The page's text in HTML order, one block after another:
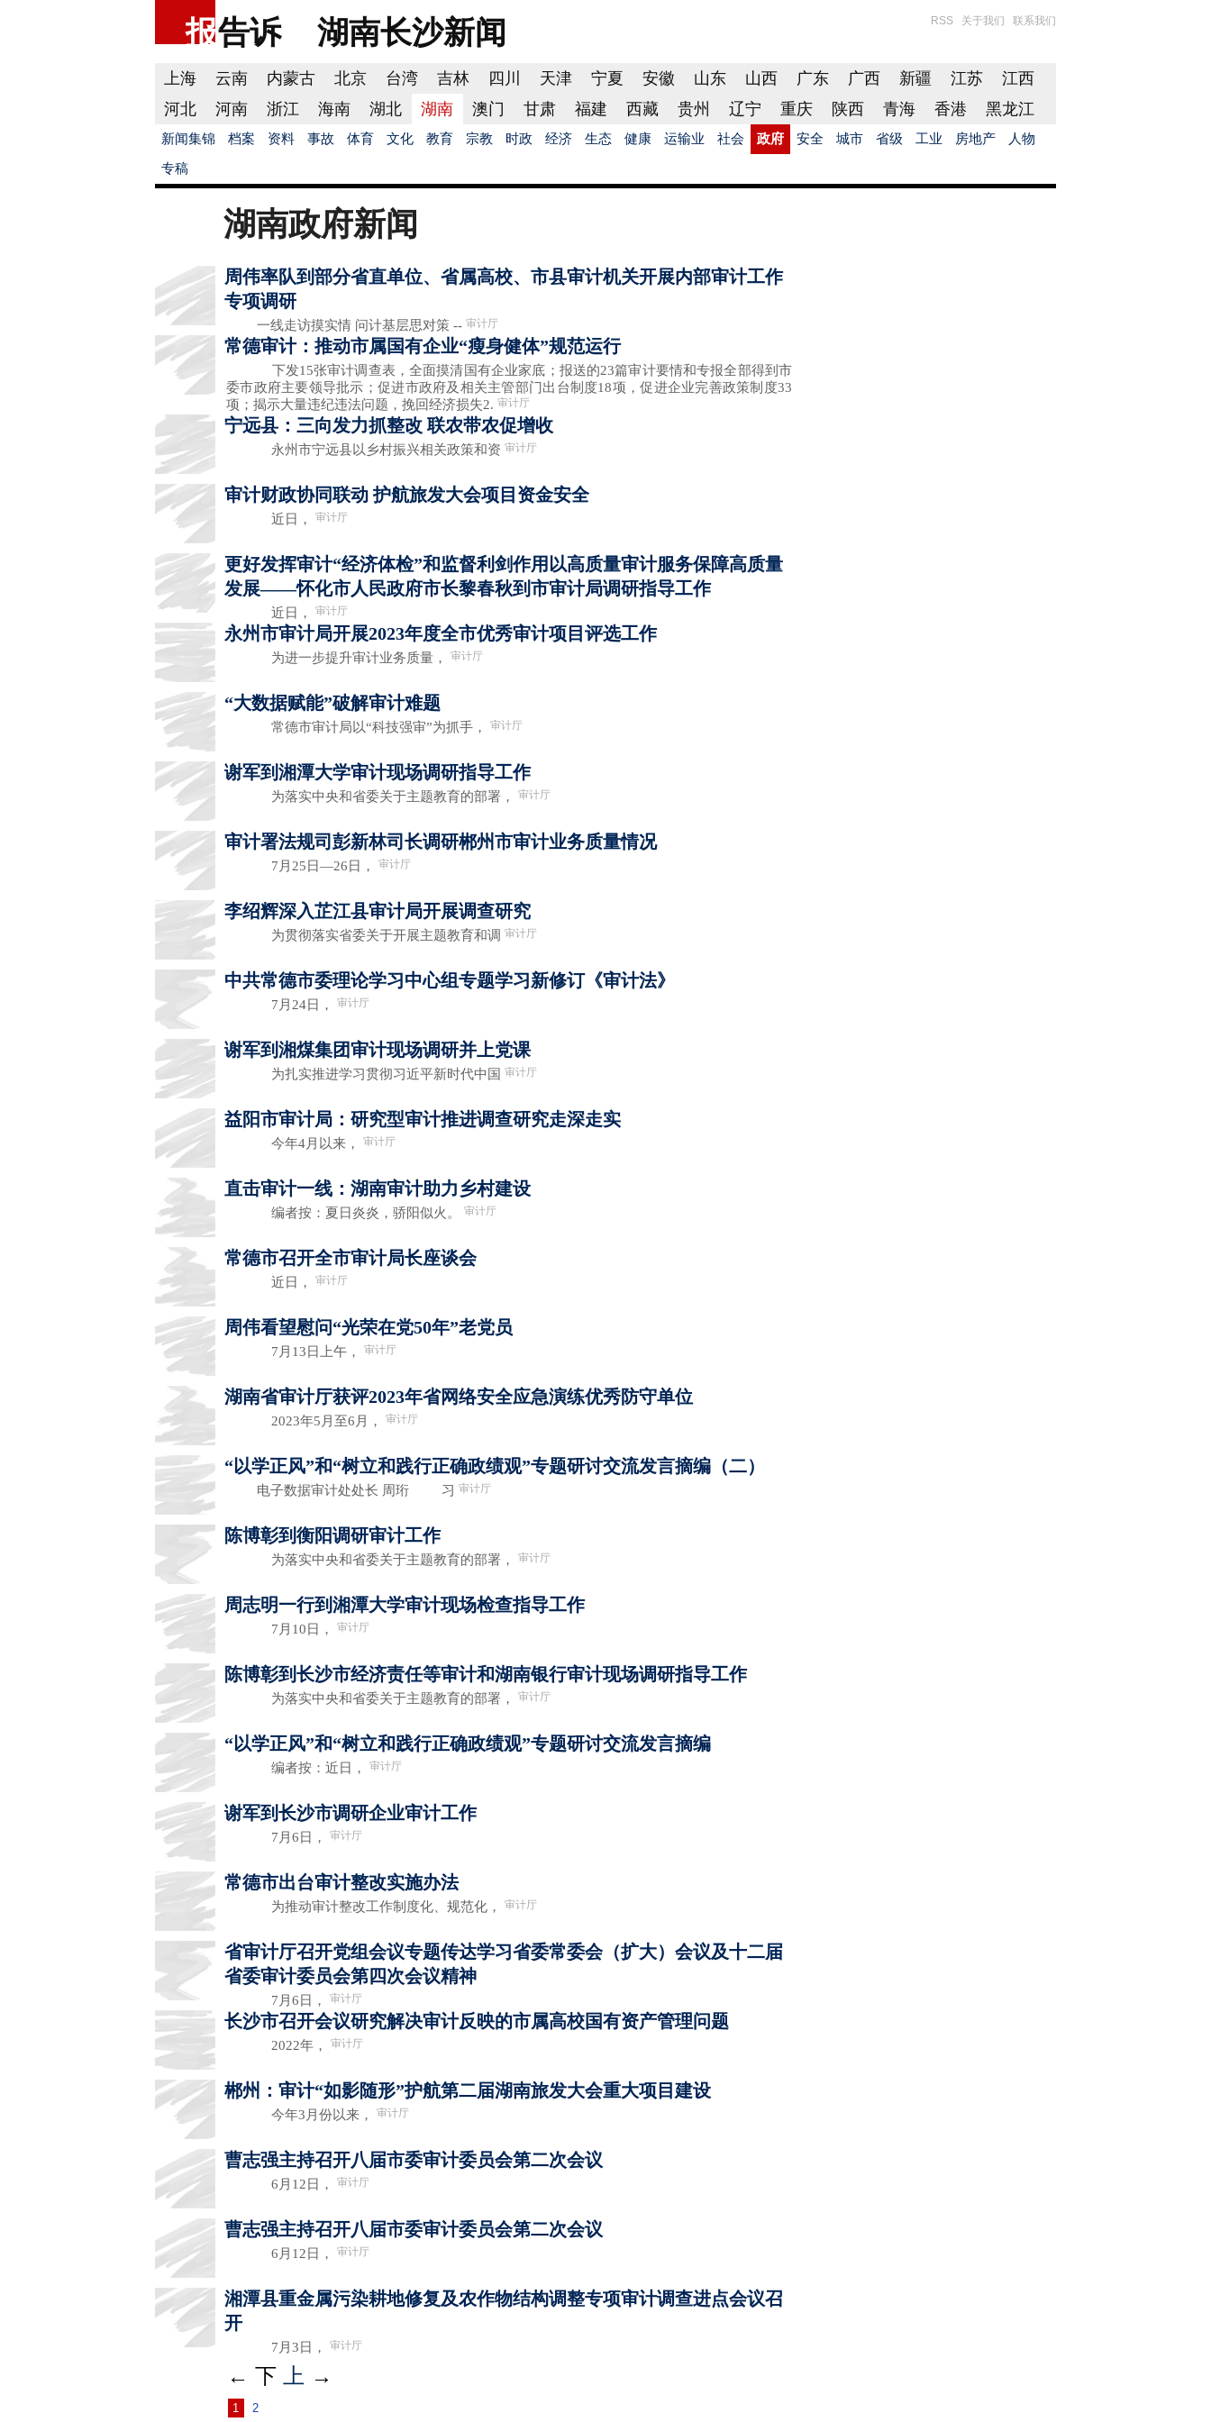
报告诉 湖南长沙新闻 RSS 关于我们 联系我们
上海 云南 内蒙古 北京 台湾 吉林 四川 天津 宁夏 安徽 山东 山西 广东 广西 新疆 江苏
江西
河北
河南 浙江 海南 湖北 湖南 澳门 甘肃 福建 西藏 贵州 辽宁 重庆 陕西 青海 香港 黑龙江
新闻集锦 档案 资料 事故 体育 文化 教育 宗教 时政 经济 生态 健康 运输业 社会 政府 安全 城市 省级 工业 房地产 人物
专稿
湖南政府新闻
周伟率队到部分省直单位、省属高校、市县审计机关开展内部审计工作
专项调研
一线走访摸实情 问计基层思对策 -- 审计厅
常德审计：推动市属国有企业“瘦身健体”规范运行
下发15张审计调查表，全面摸清国有企业家底；报送的23篇审计要情和专报全部得到市
委市政府主要领导批示；促进市政府及相关主管部门出台制度18项，促进企业完善政策制度33
项；揭示大量违纪违法问题，挽回经济损失2. 审计厅
宁远县：三向发力抓整改 联农带农促增收
永州市宁远县以乡村振兴相关政策和资 审计厅
审计财政协同联动 护航旅发大会项目资金安全
近日， 审计厅
更好发挥审计“经济体检”和监督利剑作用以高质量审计服务保障高质量
发展——怀化市人民政府市长黎春秋到市审计局调研指导工作
近日， 审计厅
永州市审计局开展2023年度全市优秀审计项目评选工作
为进一步提升审计业务质量， 审计厅
“大数据赋能”破解审计难题
常德市审计局以“科技强审”为抓手， 审计厅
谢军到湘潭大学审计现场调研指导工作
为落实中央和省委关于主题教育的部署， 审计厅
审计署法规司彭新林司长调研郴州市审计业务质量情况
7月25日—26日， 审计厅
李绍辉深入芷江县审计局开展调查研究
为贯彻落实省委关于开展主题教育和调 审计厅
中共常德市委理论学习中心组专题学习新修订《审计法》
7月24日， 审计厅
谢军到湘煤集团审计现场调研并上党课
为扎实推进学习贯彻习近平新时代中国 审计厅
益阳市审计局：研究型审计推进调查研究走深走实
今年4月以来， 审计厅
直击审计一线：湖南审计助力乡村建设
编者按：夏日炎炎，骄阳似火。 审计厅
常德市召开全市审计局长座谈会
近日， 审计厅
周伟看望慰问“光荣在党50年”老党员
7月13日上午， 审计厅
湖南省审计厅获评2023年省网络安全应急演练优秀防守单位
2023年5月至6月， 审计厅
“以学正风”和“树立和践行正确政绩观”专题研讨交流发言摘编（二）
电子数据审计处处长 周珩 习 审计厅
陈博彰到衡阳调研审计工作
为落实中央和省委关于主题教育的部署， 审计厅
周志明一行到湘潭大学审计现场检查指导工作
7月10日， 审计厅
陈博彰到长沙市经济责任等审计和湖南银行审计现场调研指导工作
为落实中央和省委关于主题教育的部署， 审计厅
“以学正风”和“树立和践行正确政绩观”专题研讨交流发言摘编
编者按：近日， 审计厅
谢军到长沙市调研企业审计工作
7月6日， 审计厅
常德市出台审计整改实施办法
为推动审计整改工作制度化、规范化， 审计厅
省审计厅召开党组会议专题传达学习省委常委会（扩大）会议及十二届
省委审计委员会第四次会议精神
7月6日， 审计厅
长沙市召开会议研究解决审计反映的市属高校国有资产管理问题
2022年， 审计厅
郴州：审计“如影随形”护航第二届湖南旅发大会重大项目建设
今年3月份以来， 审计厅
曹志强主持召开八届市委审计委员会第二次会议
6月12日， 审计厅
曹志强主持召开八届市委审计委员会第二次会议
6月12日， 审计厅
湘潭县重金属污染耕地修复及农作物结构调整专项审计调查进点会议召
开
7月3日， 审计厅
← 下 上 →
1 2